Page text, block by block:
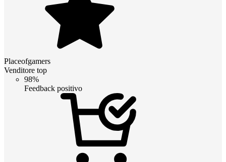
Placeofgamers
Venditore top
98%
Feedback positivo